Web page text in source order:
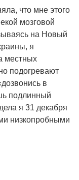
что мне этого
мозговой
на Новый
я
местных
подогревают
в
подлинный
я 31 декабря
низкопробными